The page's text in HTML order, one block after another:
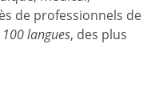
de professionnels de
langues, des plus